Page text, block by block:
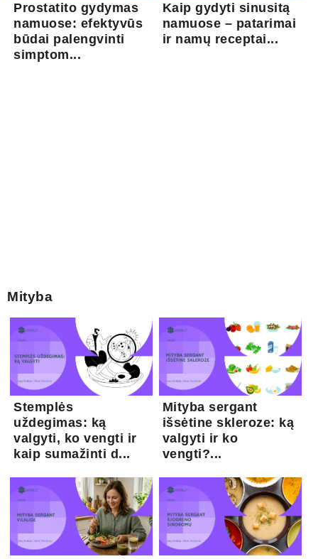
Prostatito gydymas
namuose: efektyvūs
būdai palengvinti
simptom...
Kaip gydyti sinusitą
namuose – patarimai
ir namų receptai...
Mityba
Stemplės
uždegimas: ką
valgyti, ko vengti ir
kaip sumažinti d...
Mityba sergant
išsėtine skleroze: ką
valgyti ir ko
vengti?...